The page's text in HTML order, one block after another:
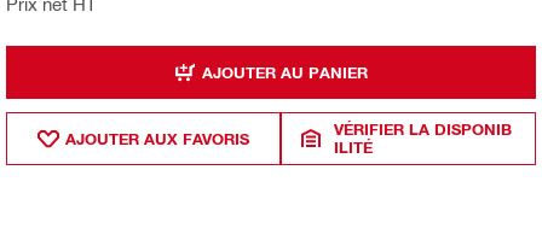
AJOUTER AU PANIER
AJOUTER AUX FAVORIS
VÉRIFIER LA DISPONIB
ILITÉ